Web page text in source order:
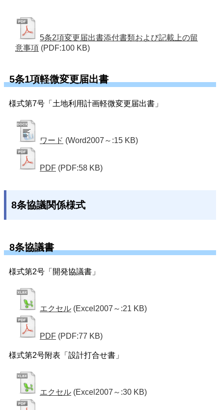
5条2項変更届出書添付書類および記載上の留
意事項 (PDF:100 KB)
5条1項軽微変更届出書
様式第7号「土地利用計画軽微変更届出書」
ワード (Word2007～:15 KB)
PDF (PDF:58 KB)
8条協議関係様式
8条協議書
様式第2号「開発協議書」
エクセル (Excel2007～:21 KB)
PDF (PDF:77 KB)
様式第2号附表「設計打合せ書」
エクセル (Excel2007～:30 KB)